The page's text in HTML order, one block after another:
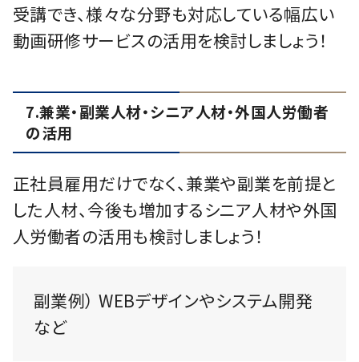
受講でき、様々な分野も対応している幅広い
動画研修サービスの活用を検討しましょう！
7.兼業・副業人材・シニア人材・外国人労働者
の活用
正社員雇用だけでなく、兼業や副業を前提と
した人材、今後も増加するシニア人材や外国
人労働者の活用も検討しましょう！
副業例） WEBデザインやシステム開発
など